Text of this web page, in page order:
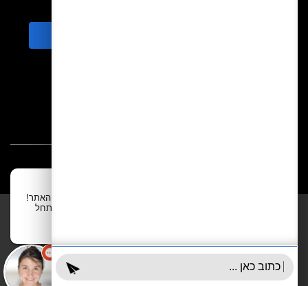
הצהרת נגישות
הצ'אטבוט של האתר!
צריך עזרה? התחל